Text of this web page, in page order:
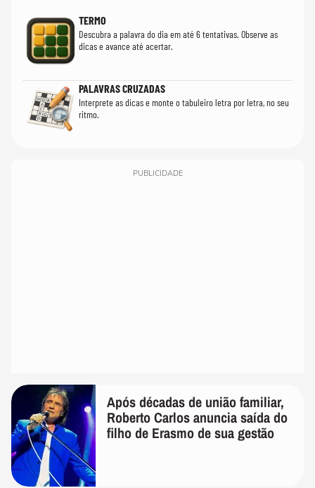
TERMO
Descubra a palavra do dia em até 6 tentativas. Observe as
dicas e avance até acertar.
PALAVRAS CRUZADAS
Interprete as dicas e monte o tabuleiro letra por letra, no seu
ritmo.
PUBLICIDADE
Após décadas de união familiar,
Roberto Carlos anuncia saída do
filho de Erasmo de sua gestão